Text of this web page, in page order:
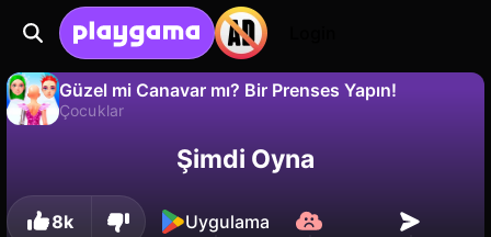
Güzel mi Canavar mı? Bir Prenses Yapın!
Çocuklar
İlerlemeyi kaydet! Hayır
Şimdi Oyna
8k Uygulama